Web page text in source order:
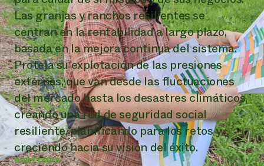
un
Llame a la
directa de
1-800-346-
Las granjas y ranchos resilientes se
centran en la rentabilidad a largo plazo,
basada en la mejora continua del sistema.
Proteja su explotación de las presiones
externas, que van desde las fluctuaciones
del mercado hasta los desastres climáticos,
creando una red de seguridad social
resiliente, planificando para los retos y
creciendo hacia su visión del éxito.
SUBTEMAS